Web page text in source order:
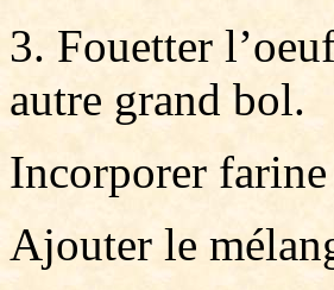
3. Fouetter
autre grand bol.
Incorporer
Ajouter le